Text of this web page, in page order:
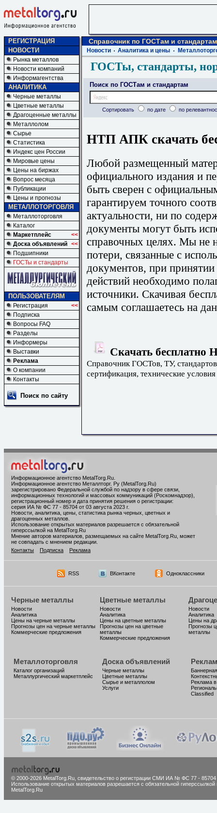
РЕГИСТРАЦИЯ
НОВОСТИ
Рынка металлов
Новости компаний
Информагентства
АНАЛИТИКА
Черные металлы
Цветные металлы
Драгоценные металлы
Металлолом
Сырье
Статистика
Индекс цен России
Мировые цены
Цены на биржах
Вопрос месяца
Публикации
Цены и прогнозы
МЕТАЛЛОТОРГОВЛЯ
Металлоторговля
Каталог
Маркетплейс
<<
Доска объявлений <<
Подшипники
ГОСТы и стандарты
ПОЛЬЗОВАТЕЛЯМ
Регистрация
<<
Подписка
Вопросы FAQ
Разделы
Информеры
Выставки
Реклама
О компании
Контакты
Поиск по сайту
Справочник по ГОСТам и стандартам
Новости Аналитика и цены
ГОСТы, стандарты,
Поиск по ГОСТам и стандартам
Сортировать по дате по
НТП АПК скачать
Любой размещенный
официального издания и
быть сверен с
гарантируем точного
актуальности, ни по
документы могут быть
справочных целях. Мы не
потери, связанные с
документов, при
действий необходимо
источники. Скачивая
самым соглашаетесь на
Скачать
Справочник ГОСТов, ТУ,
сертификация, технические условия
Информационное агентство MetalTorg.Ru
Информационное агентство Металлторг. Ру (MetalTorg.Ru)
зарегистрировано Федеральной службой по надзору в сфере связи,
информационных технологий и массовых коммуникаций (Роскомнадзор),
регистрационный номер и дата принятия решения о регистрации:
серия ИА № ФС 77 - 85704 от 03 августа 2023 г.
Новости, аналитика, цены, статистика рынка черных, цветных и
драгоценных металлов.
Использование открытых материалов разрешается с обязательной
гиперссылкой на MetalTorg.Ru
Мнение авторов материалов, размещаемых на сайте MetalTorg.Ru, может
не совпадать с мнением редакции.
Контакты
Подписка Реклама
RSS ВКонтакте Одноклассники
Черные металлы
Новости
Аналитика
Цены на черные металлы
Прогнозы цен на черные металлы
Коммерческие предложения
Цветные металлы
Новости
Аналитика
Цены на цветные металлы
Прогнозы цен на цветные
металлы
Коммерческие предложения
Новости
Аналитика
Цены на
Прогнозы
металлы
Металлоторговля
Каталог организаций
Металлургический маркетплейс
Доска объявлений
Черные металлы
Цветные металлы
Сырье и металлолом
Услуги
Реклама
Classified
© 2000-2026 MetalTorg.Ru, cвидетельство о регистрации СМИ ИА № ФС 77 - 85704
Использование открытых материалов разрешается с обязательной гиперссылкой
MetalTorg.Ru